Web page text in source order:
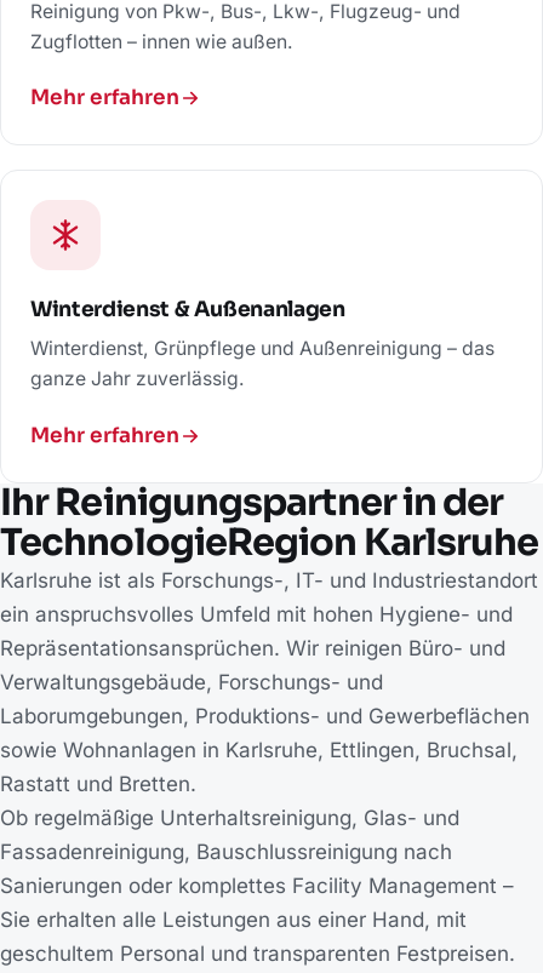
Reinigung von Pkw-, Bus-, Lkw-, Flugzeug- und
Zugflotten – innen wie außen.
Mehr erfahren
Winterdienst & Außenanlagen
Winterdienst, Grünpflege und Außenreinigung – das
ganze Jahr zuverlässig.
Mehr erfahren
Ihr Reinigungspartner in der
TechnologieRegion Karlsruhe
Karlsruhe ist als Forschungs-, IT- und Industriestandort
ein anspruchsvolles Umfeld mit hohen Hygiene- und
Repräsentationsansprüchen. Wir reinigen Büro- und
Verwaltungsgebäude, Forschungs- und
Laborumgebungen, Produktions- und Gewerbeflächen
sowie Wohnanlagen in Karlsruhe, Ettlingen, Bruchsal,
Rastatt und Bretten.
Ob regelmäßige Unterhaltsreinigung, Glas- und
Fassadenreinigung, Bauschlussreinigung nach
Sanierungen oder komplettes Facility Management –
Sie erhalten alle Leistungen aus einer Hand, mit
geschultem Personal und transparenten Festpreisen.